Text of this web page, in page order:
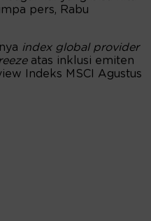
pers, Rabu
index global provider
atas inklusi emiten
Indeks MSCI Agustus